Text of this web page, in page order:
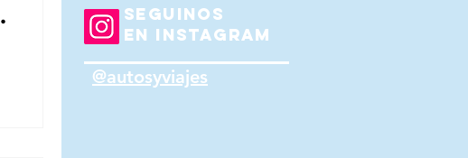
SEGUINOS
EN INSTAGRAM
@autosyviajes